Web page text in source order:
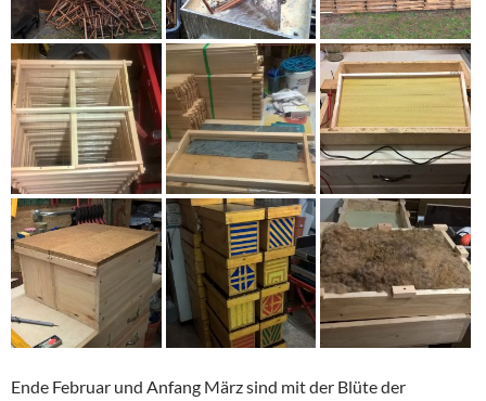
Ende Februar und Anfang März sind mit der Blüte der